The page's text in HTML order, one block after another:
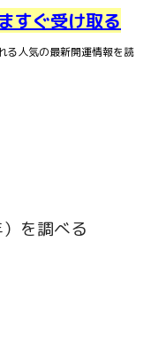
すぐ受け取る
る人気の最新開運情報を読
を調べる